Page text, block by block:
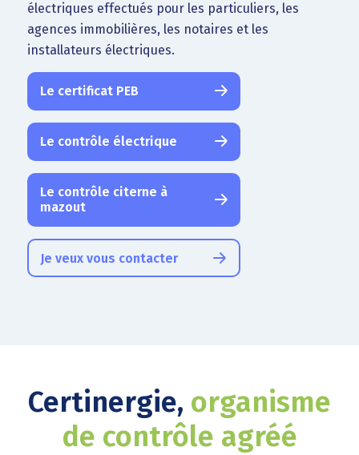
électriques effectués pour les particuliers, les
agences immobilières, les notaires et les
installateurs électriques.
Le certificat PEB
Le contrôle électrique
Le contrôle citerne à
mazout
Je veux vous contacter
Certinergie, organisme
de contrôle agréé